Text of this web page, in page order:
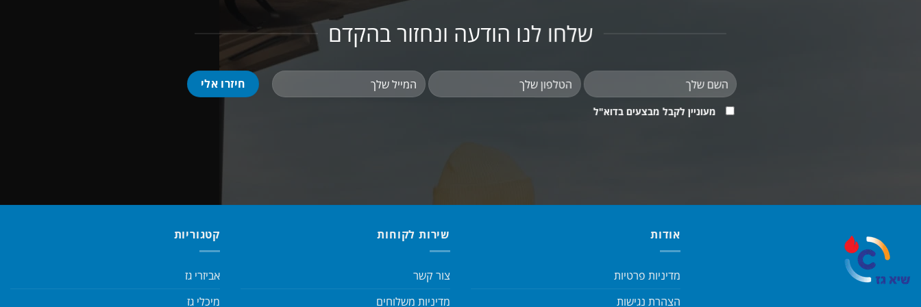
שלחו לנו הודעה ונחזור בהקדם
מעוניין לקבל מבצעים בדוא"ל
אודות
מדיניות פרטיות
הצהרת נגישות
שירות לקוחות
צור קשר
מדיניות משלוחים
קטגוריות
אביזרי גז
מיכלי גז